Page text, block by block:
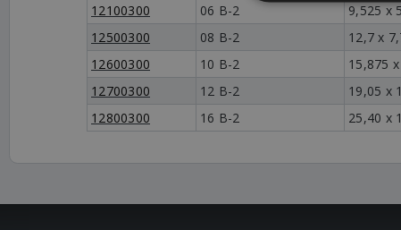
12100300
06 B-2 9,525 x
12500300
08 B-2 12,7 x
12600300
10 B-2 15,875
12700300
12 B-2 19,05 x
12800300
16 B-2 25,40 x